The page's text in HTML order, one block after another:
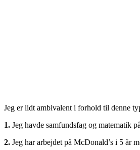
Jeg er lidt ambivalent i forhold til denne
1. Jeg havde samfundsfag og matematik
2. Jeg har arbejdet på McDonald’s i 5 år